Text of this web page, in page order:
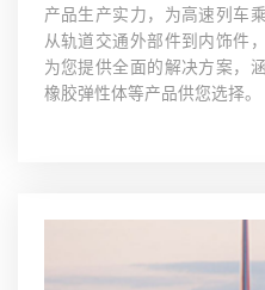
产品生产实力，为高速列车
从轨道交通外部件到内饰件
为您提供全面的解决方案，
橡胶弹性体等产品供您选择。